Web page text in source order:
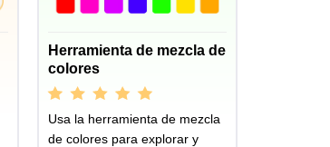
Herramienta de mezcla de
colores
Usa la herramienta de mezcla
de colores para explorar y